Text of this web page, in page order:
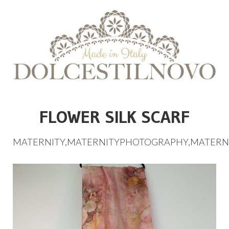
FLOWER SILK SCARF
MATERNITY,MATERNITYPHOTOGRAPHY,